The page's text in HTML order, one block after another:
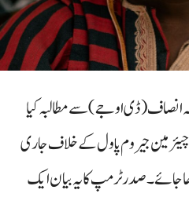
انصاف (ڈی او جے) سے مطالبہ کیا
جیروم پاول کے خلاف جاری
صدر ٹرمپ کا یہ بیان ایک